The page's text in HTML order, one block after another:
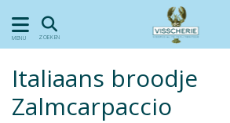
MENU ZOEKEN
Italiaans broodje
Zalmcarpaccio